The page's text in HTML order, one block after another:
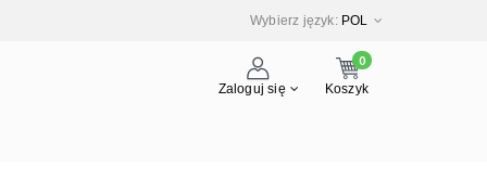
Wybierz język: POL
Zaloguj się
0
Koszyk